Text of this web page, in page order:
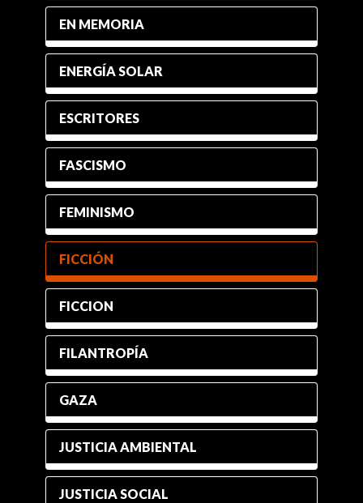
EN MEMORIA
ENERGÍA SOLAR
ESCRITORES
FASCISMO
FEMINISMO
FICCIÓN
FICCION
FILANTROPÍA
GAZA
JUSTICIA AMBIENTAL
JUSTICIA SOCIAL